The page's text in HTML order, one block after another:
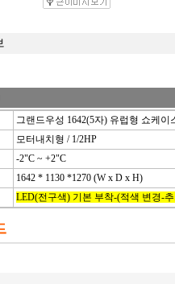
그랜드우성 1642(5자) 유럽형 쇼케이
모터내치형 / 1/2HP
-2"C ~ +2"C
1642 * 1130 *1270 (W x D x H)
LED(전구색) 기본 부착-(적색 변경-